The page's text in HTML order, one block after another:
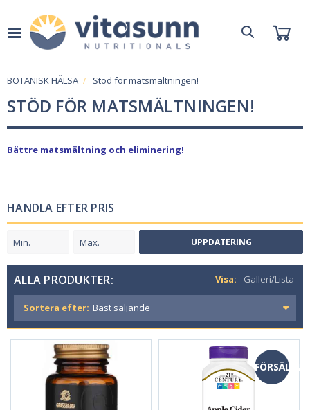
BOTANISK HÄLSA Stöd för matsmältningen!
STÖD FÖR MATSMÄLTNINGEN!
Bättre matsmältning och eliminering!
HANDLA EFTER PRIS
UPPDATERING
ALLA PRODUKTER: Visa: Galleri/Lista
Sortera efter: